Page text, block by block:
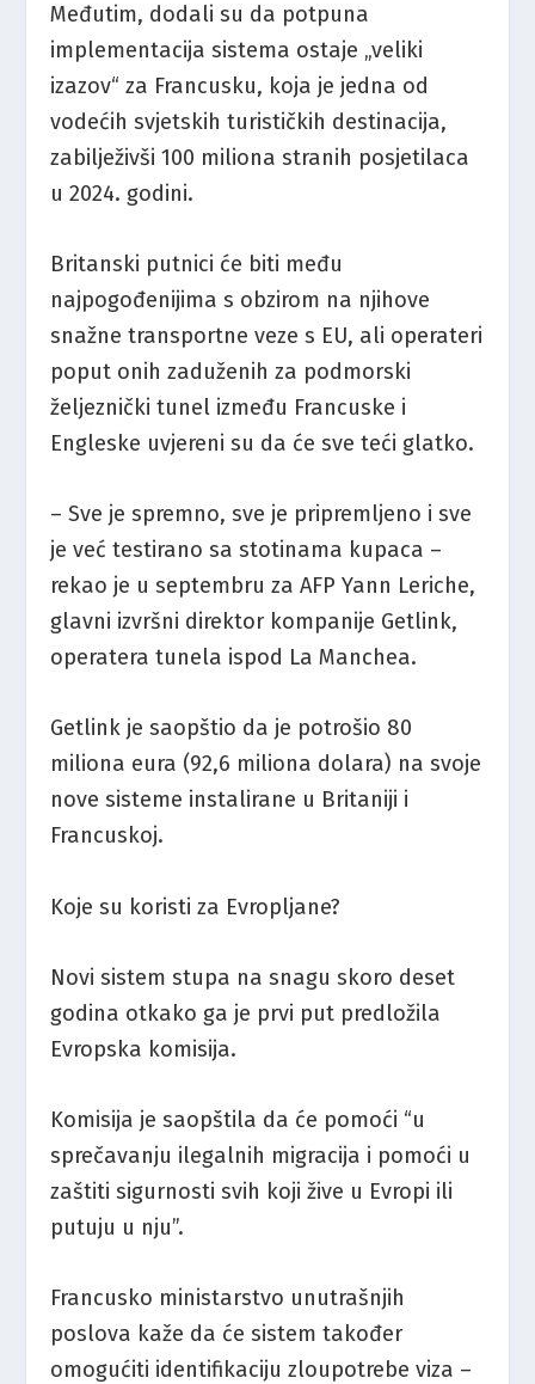
Međutim, dodali su da potpuna
implementacija sistema ostaje „veliki
izazov“ za Francusku, koja je jedna od
vodećih svjetskih turističkih destinacija,
zabilježivši 100 miliona stranih posjetilaca
u 2024. godini.
Britanski putnici će biti među
najpogođenijima s obzirom na njihove
snažne transportne veze s EU, ali operateri
poput onih zaduženih za podmorski
željeznički tunel između Francuske i
Engleske uvjereni su da će sve teći glatko.
– Sve je spremno, sve je pripremljeno i sve
je već testirano sa stotinama kupaca –
rekao je u septembru za AFP Yann Leriche,
glavni izvršni direktor kompanije Getlink,
operatera tunela ispod La Manchea.
Getlink je saopštio da je potrošio 80
miliona eura (92,6 miliona dolara) na svoje
nove sisteme instalirane u Britaniji i
Francuskoj.
Koje su koristi za Evropljane?
Novi sistem stupa na snagu skoro deset
godina otkako ga je prvi put predložila
Evropska komisija.
Komisija je saopštila da će pomoći “u
sprečavanju ilegalnih migracija i pomoći u
zaštiti sigurnosti svih koji žive u Evropi ili
putuju u nju”.
Francusko ministarstvo unutrašnjih
poslova kaže da će sistem također
omogućiti identifikaciju zloupotrebe viza –